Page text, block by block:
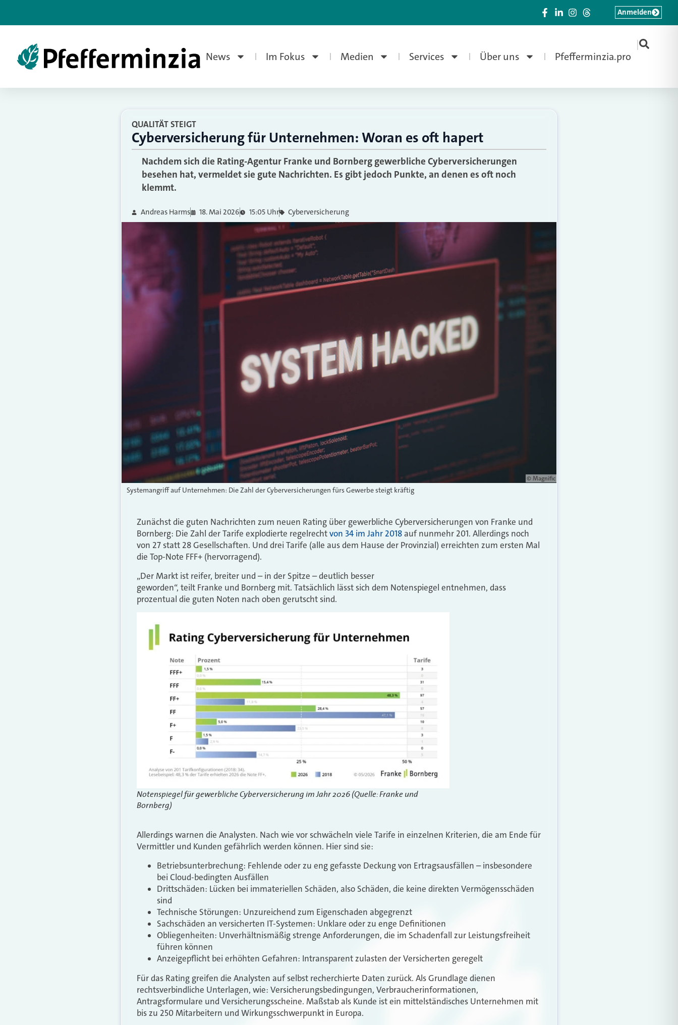
News Im Fokus Medien Services Über uns Pfefferminzia.pro
|
Anmelden
QUALITÄT STEIGT
Cyberversicherung für Unternehmen: Woran es oft hapert
Nachdem sich die Rating-Agentur Franke und Bornberg gewerbliche Cyberversicherungen
besehen hat, vermeldet sie gute Nachrichten. Es gibt jedoch Punkte, an denen es oft noch
klemmt.
Andreas Harms 18. Mai 2026 15:05 Uhr Cyberversicherung
© Magnific
Systemangriff auf Unternehmen: Die Zahl der Cyberversicherungen fürs Gewerbe steigt kräftig
Zunächst die guten Nachrichten zum neuen Rating über gewerbliche Cyberversicherungen von Franke und
Bornberg: Die Zahl der Tarife explodierte regelrechtvon 34 im Jahr 2018auf nunmehr 201. Allerdings noch
von 27 statt 28 Gesellschaften. Und drei Tarife (alle aus dem Hause der Provinzial) erreichten zum ersten Mal
die Top-Note FFF+ (hervorragend).
„Der Markt ist reifer, breiter und – in der Spitze – deutlich besser
geworden“, teilt Franke und Bornberg mit. Tatsächlich lässt sich dem Notenspiegel entnehmen, dass
prozentual die guten Noten nach oben gerutscht sind.
Notenspiegel für gewerbliche Cyberversicherung im Jahr 2026 (Quelle: Franke und
Bornberg)
Allerdings warnen die Analysten. Nach wie vor schwächeln viele Tarife in einzelnen Kriterien, die am Ende für
Vermittler und Kunden gefährlich werden können. Hier sind sie:
Betriebsunterbrechung: Fehlende oder zu eng gefasste Deckung von Ertragsausfällen – insbesondere
bei Cloud-bedingten Ausfällen
Drittschäden: Lücken bei immateriellen Schäden, also Schäden, die keine direkten Vermögensschäden
sind
Technische Störungen: Unzureichend zum Eigenschaden abgegrenzt
Sachschäden an versicherten IT-Systemen: Unklare oder zu enge Definitionen
Obliegenheiten: Unverhältnismäßig strenge Anforderungen, die im Schadenfall zur Leistungsfreiheit
führen können
Anzeigepflicht bei erhöhten Gefahren: Intransparent zulasten der Versicherten geregelt
Für das Rating greifen die Analysten auf selbst recherchierte Daten zurück. Als Grundlage dienen
rechtsverbindliche Unterlagen, wie: Versicherungsbedingungen, Verbraucherinformationen,
Antragsformulare und Versicherungsscheine. Maßstab als Kunde ist ein mittelständisches Unternehmen mit
bis zu 250 Mitarbeitern und Wirkungsschwerpunkt in Europa.